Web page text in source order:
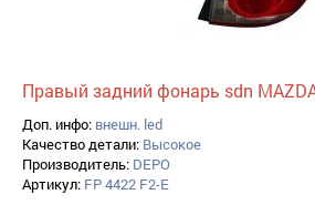
Правый задний фонарь sdn
Доп. инфо: внешн. led
Качество детали: Высокое
Производитель: DEPO
Артикул: FP 4422 F2-E